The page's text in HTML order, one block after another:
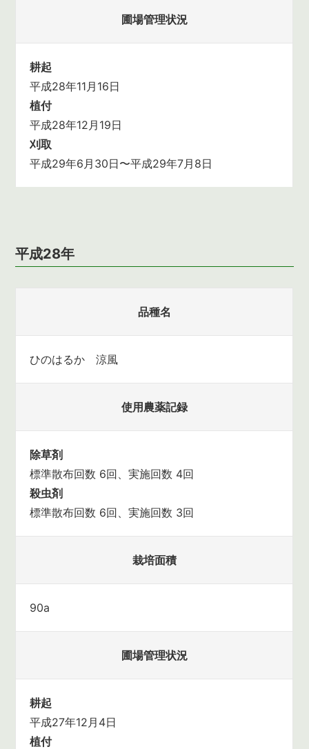
圃場管理状況
耕起
平成28年11月16日
植付
平成28年12月19日
刈取
平成29年6月30日〜平成29年7月8日
平成28年
品種名
ひのはるか 涼風
使用農薬記録
除草剤
標準散布回数 6回、実施回数 4回
殺虫剤
標準散布回数 6回、実施回数 3回
栽培面積
90a
圃場管理状況
耕起
平成27年12月4日
植付